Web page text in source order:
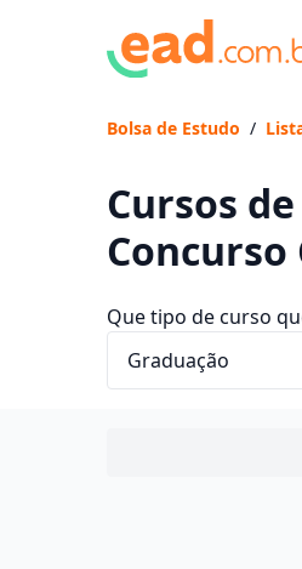
Bolsa de Estudo /
Cursos
Concurso
Que tipo de curso